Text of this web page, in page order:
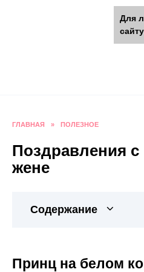
polpoint.ru -
поделки к
ГЛАВНАЯ » ПОЛЕЗНОЕ
Поздравления
жене
Содержание
Принц на белом
Для